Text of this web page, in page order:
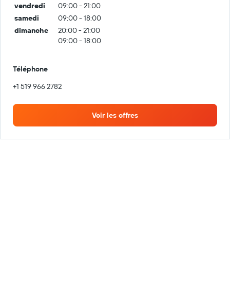
vendredi
09:00 - 21:00
samedi
09:00 - 18:00
dimanche
20:00 - 21:00
09:00 - 18:00
Téléphone
+1 519 966 2782
Voir les offres